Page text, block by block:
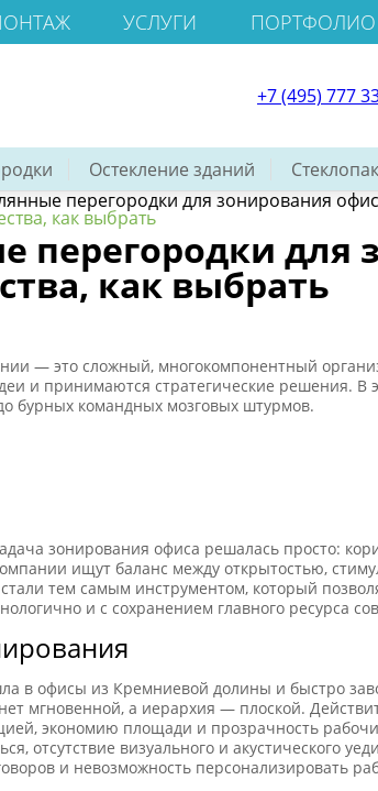
УСЛУГИ ПОРТФОЛИО
+7 (495) 777
Остекление зданий
перегородки для зонирования
как выбрать
перегородки
как выбрать
— это сложный, многокомпонентный
и принимаются стратегические решения. В
бурных командных мозговых штурмов.
зонирования офиса решалась просто:
ищут баланс между открытостью,
тем самым инструментом, который
и с сохранением главного ресурса
в офисы из Кремниевой долины и быстро
мгновенной, а иерархия — плоской.
экономию площади и прозрачность
отсутствие визуального и акустического
и невозможность персонализировать